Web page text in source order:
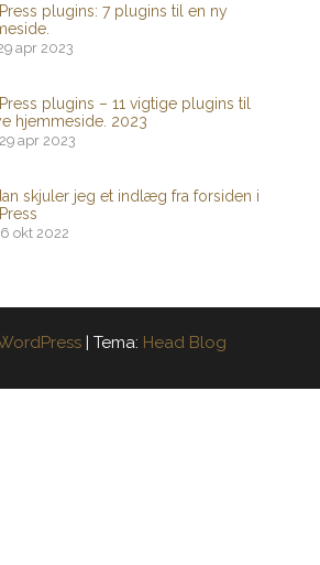
plugins: 7 plugins til en ny
apr 2023
plugins – 11 vigtige plugins til
hjemmeside. 2023
29 apr 2023
skjuler jeg et indlæg fra forsiden i
okt 2022
| Tema: Head Blog